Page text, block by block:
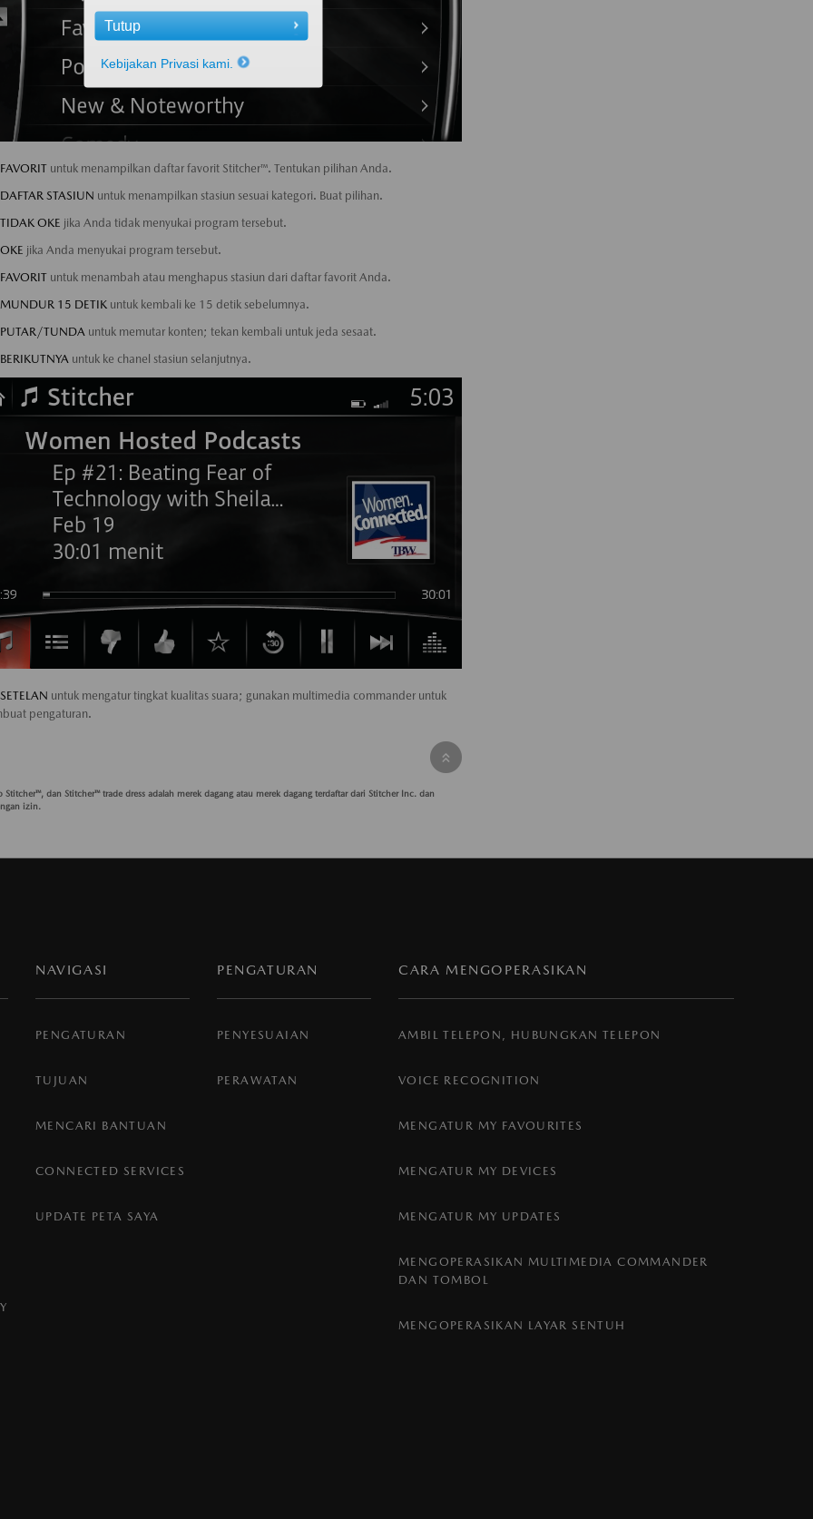
FAVORIT untuk menampilkan daftar favorit Stitcher™. Tentukan pilihan Anda.
DAFTAR STASIUN untuk menampilkan stasiun sesuai kategori. Buat pilihan.
TIDAK OKE jika Anda tidak menyukai program tersebut.
OKE jika Anda menyukai program tersebut.
FAVORIT untuk menambah atau menghapus stasiun dari daftar favorit Anda.
MUNDUR 15 DETIK untuk kembali ke 15 detik sebelumnya.
PUTAR/TUNDA untuk memutar konten; tekan kembali untuk jeda sesaat.
BERIKUTNYA untuk ke chanel stasiun selanjutnya.
SETELAN untuk mengatur tingkat kualitas suara; gunakan multimedia commander untuk
pengaturan.
Stitcher™, dan Stitcher™ trade dress adalah merek dagang atau merek dagang terdaftar dari Stitcher Inc. dan
izin.
NAVIGASI
PENGATURAN
TUJUAN
MENCARI BANTUAN
CONNECTED SERVICES
UPDATE PETA SAYA
PENGATURAN
PENYESUAIAN
PERAWATAN
CARA MENGOPERASIKAN
AMBIL TELEPON, HUBUNGKAN TELEPON
VOICE RECOGNITION
MENGATUR MY FAVOURITES
MENGATUR MY DEVICES
MENGATUR MY UPDATES
MENGOPERASIKAN MULTIMEDIA COMMANDER
DAN TOMBOL
MENGOPERASIKAN LAYAR SENTUH
Tutup
Kebijakan Privasi kami.